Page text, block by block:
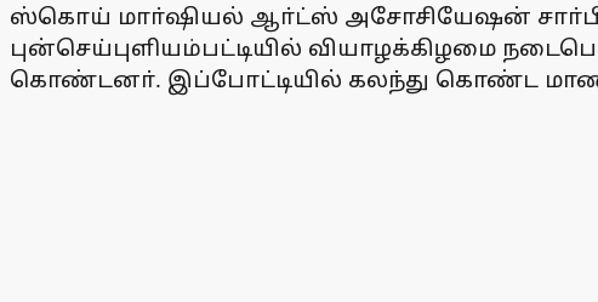
ஸ்கொய் மாா்ஷியல் ஆா்ட்ஸ் அசோசியேஷன்
புன்செய்புளியம்பட்டியில் வியாழக்கிழமை
கொண்டனா். இப்போட்டியில் கலந்து கொண்ட மாணவ,